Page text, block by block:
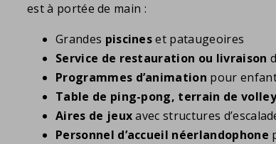
est à portée de main :
Grandes piscineset pataugeoires
Service de restauration ou livraison
Programmes d’animation pour
Table de ping-pong, terrain de
Aires de jeuxavec structures
Personnel d’accueil néerlandophone